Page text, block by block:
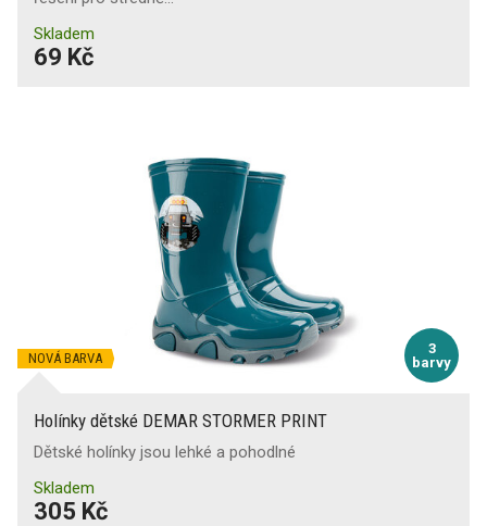
Skladem
69 Kč
3
barvy
NOVÁ BARVA
Holínky dětské DEMAR STORMER PRINT
Dětské holínky jsou lehké a pohodlné
Skladem
305 Kč